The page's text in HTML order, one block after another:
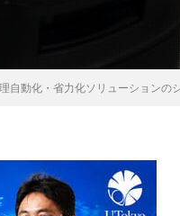
自動化・省力化ソリューションの